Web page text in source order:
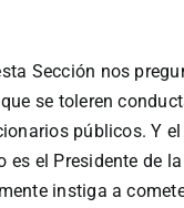
Sección nos
se toleren
públicos. Y
es el Presidente de
instiga a